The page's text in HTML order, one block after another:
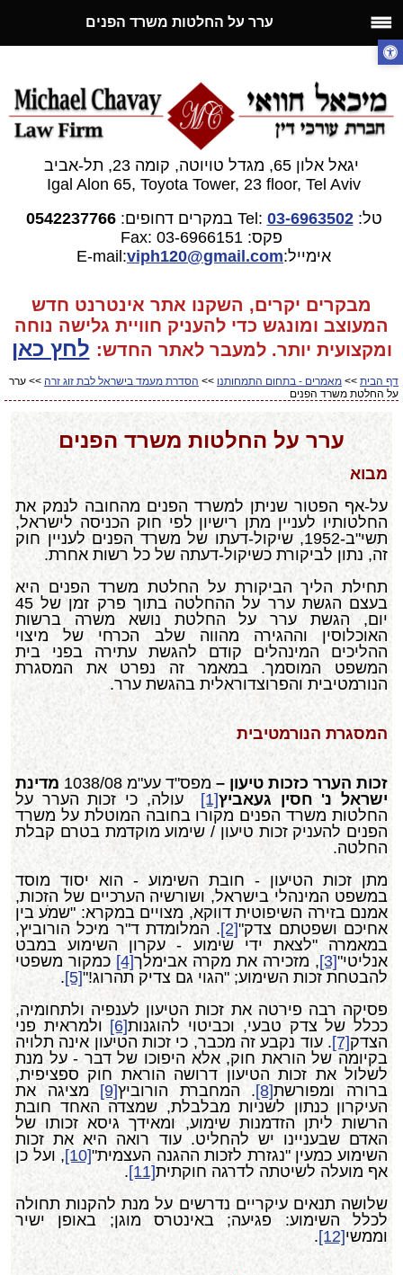
ערר על החלטות משרד הפנים
יגאל אלון 65, מגדל טויוטה, קומה 23, תל-אביב
Igal Alon 65, Toyota Tower, 23 floor, Tel Aviv
טל:03-6963502
Tel: במקרים דחופים:0542237766
פקס: 03-6966151
Fax:
אימייל:E-mail:
viph120@gmail.com
מבקרים יקרים, השקנו אתר אינטרנט חדש
המעוצב ומונגש כדי להעניק חוויית גלישה נוחה
ומקצועית יותר. למעבר לאתר החדש: לחץ כאן
דף הבית >> מאמרים - בתחום התמחותנו >> הסדרת מעמד בישראל לבת זוג זרה >> ערר
על החלטת משרד הפנים
ערר על החלטות משרד הפנים
מבוא
על-אף הפטור שניתן למשרד הפנים מהחובה לנמק את
החלטותיו לעניין מתן רישיון לפי חוק הכניסה לישראל,
תשי"ב-1952, שיקול-דעתו של משרד הפנים לעניין חוק
זה, נתון לביקורת כשיקול-דעתה של כל רשות אחרת.
תחילת הליך הביקורת על החלטת משרד הפנים היא
בעצם הגשת ערר על ההחלטה בתוך פרק זמן של 45
יום, הגשת ערר על החלטת נושא משרה ברשות
האוכלוסין וההגירה מהווה שלב הכרחי של מיצוי
ההליכים המינהלים קודם להגשת עתירה בפני בית
המשפט המוסמך. במאמר זה נפרט את המסגרת
הנורמטיבית והפרוצדוראלית בהגשת ערר.
המסגרת הנורמטיבית
זכות הערר כזכות טיעון – מפס"ד עע"מ 1038/08
מדינת
ישראל נ' חסין געאביץ[1] עולה, כי זכות הערר על
החלטות משרד הפנים מקורו בחובה המוטלת על משרד
הפנים להעניק זכות טיעון / שימוע מוקדמת בטרם קבלת
החלטה.
מתן זכות הטיעון - חובת השימוע - הוא יסוד מוסד
במשפט המינהלי בישראל, ושורשיה הערכיים של הזכות,
אמנם בזירה השיפוטית דווקא, מצויים במקרא: "שמֹע בין
אחיכם ושפטתם צדק"[2]. המלומדת ד"ר מיכל הורוביץ,
במאמרה "לצאת ידי שימוע - עקרון השימוע במבט
אנליטי"[3], מזכירה את מקרה אבימלך[4] כמקור משפטי
להבטחת זכות השימוע; "הגוי גם צדיק תהרוג!"[5]
.
פסיקה רבה פירטה את זכות הטיעון לענפיה ולתחומיה,
ככלל של צדק טבעי, וכביטוי להוגנות[6] ולמראית פני
הצדק[7]. עוד נקבע זה מכבר, כי זכות הטיעון אינה תלויה
בקיומה של הוראת חוק, אלא היפוכו של דבר - על מנת
לשלול את זכות הטיעון דרושה הוראת חוק ספציפית,
ברורה ומפורשת[8]. המחברת הורוביץ[9] מציגה את
העיקרון כנתון לשניות מבלבלת, שמצדה האחד חובת
הרשות ליתן הזדמנות שימוע, ומאידך גיסא זכותו של
האדם שבעניינו יש להחליט. עוד רואה היא את זכות
השימוע כמעין "נגזרת לזכות ההגנה העצמית"[10], ועל כן
אף מועלה לשיטתה לדרגה חוקתית[11]
.
שלושה תנאים עיקריים נדרשים על מנת להקנות תחולה
לכלל השימוע: פגיעה; באינטרס מוגן; באופן ישיר
וממשי[12]
.